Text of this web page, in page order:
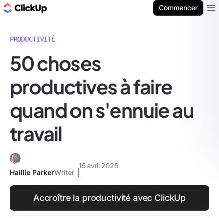
Commencer
PRODUCTIVITÉ
50 choses
productives à faire
quand on s'ennuie au
travail
Haillie ParkerWriter
15 avril 2025
Accroître la productivité avec ClickUp